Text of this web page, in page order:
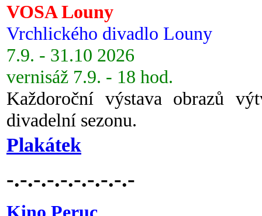
VOSA Louny
Vrchlického divadlo Louny
7.9. - 31.10 2026
vernisáž 7.9. - 18 hod.
Každoroční výstava obrazů
divadelní sezonu.
Plakátek
-.-.-.-.-.-.-.-.-.-
Kino Peruc